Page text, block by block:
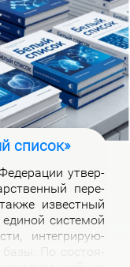
список»
утвер­
пе­ре­
из­вест­ный
си­сте­мой
ин­те­гри­ру­ю­